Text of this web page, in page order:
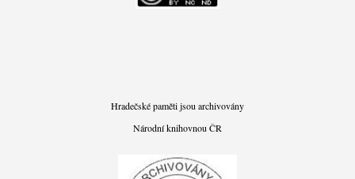
Hradečské paměti jsou archivovány
Národní knihovnou ČR